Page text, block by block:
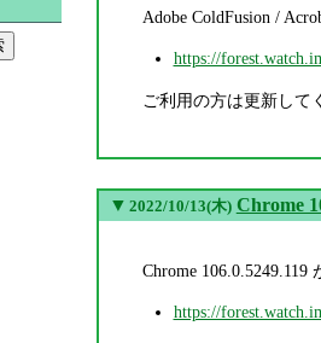
Adobe ColdFusion /
https://
ご利用の方は更新して
▼ 2022/10/13(木) Chrome
Chrome
https://